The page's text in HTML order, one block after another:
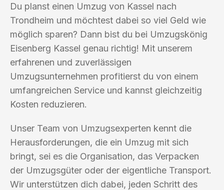
Du planst einen Umzug von Kassel nach
Trondheim und möchtest dabei so viel Geld wie
möglich sparen? Dann bist du bei Umzugskönig
Eisenberg Kassel genau richtig! Mit unserem
erfahrenen und zuverlässigen
Umzugsunternehmen profitierst du von einem
umfangreichen Service und kannst gleichzeitig
Kosten reduzieren.
Unser Team von Umzugsexperten kennt die
Herausforderungen, die ein Umzug mit sich
bringt, sei es die Organisation, das Verpacken
der Umzugsgüter oder der eigentliche Transport.
Wir unterstützen dich dabei, jeden Schritt des